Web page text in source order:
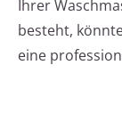
Ihrer
besteht,
eine